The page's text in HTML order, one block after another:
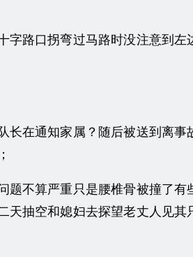
路口拐弯过马路时没注意到左
在通知家属？随后被送到离事
不算严重只是腰椎骨被撞了有
抽空和媳妇去探望老丈人见